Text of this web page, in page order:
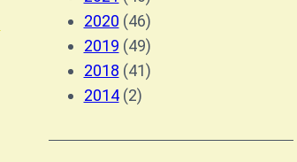
2020 (46)
2019 (49)
2018 (41)
2014(2)